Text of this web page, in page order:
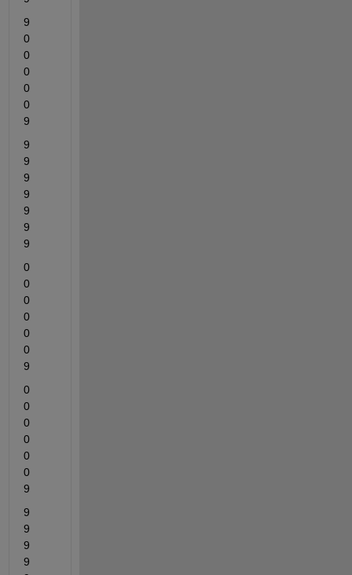
9
0
0
0
0
0
9
9
9
9
9
9
9
9
0
0
0
0
0
0
9
0
0
0
0
0
0
9
9
9
9
9